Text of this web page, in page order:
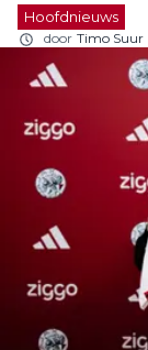
Hoofdnieuws
door Timo Suur